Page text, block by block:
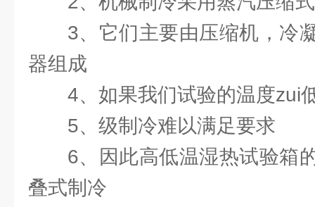
3、它们主要由压缩机，冷
器组成
4、如果我们试验的温度zui
5、级制冷难以满足要求
6、因此高低温湿热试验箱
叠式制冷